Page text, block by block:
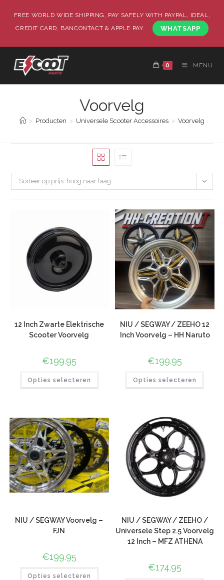
FREE WORLD WIDE SHIPPING, PAY SAFELY WITH PAYPAL, IDEAL,
CREDIT CARD, BANCONTACT & APPLE PAY.
WHATSAPP
0 MENU
Voorvelg
> Producten > Universele Scooter Accessoires > Voorvelg
Sorteer op prijs: hoog naar laag
12 Inch Zwarte Elektrische
Scooter Voorvelg
€199.95
Opties selecteren
NIU / SEGWAY / ZEEHO 12
Inch Voorvelg – HH Naruto
€199.95
Opties selecteren
NIU / SEGWAY Voorvelg –
FJN
€199.95
Opties selecteren
NIU / SEGWAY / ZEEHO /
Universele Step 2.5 Voorvelg
12 Inch – MFZ ATHENA
€174.95